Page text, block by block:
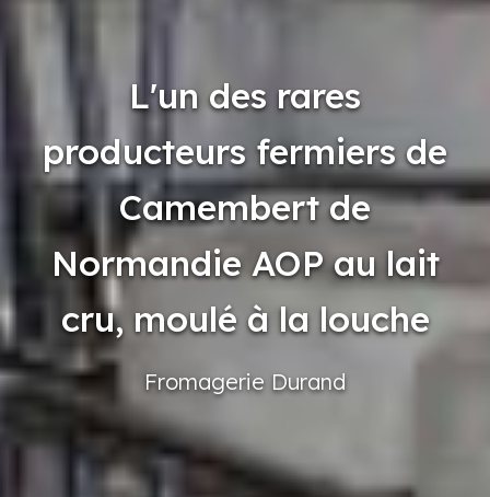
L'un des rares
producteurs fermiers de
Camembert de
Normandie AOP au lait
cru, moulé à la louche
Fromagerie Durand